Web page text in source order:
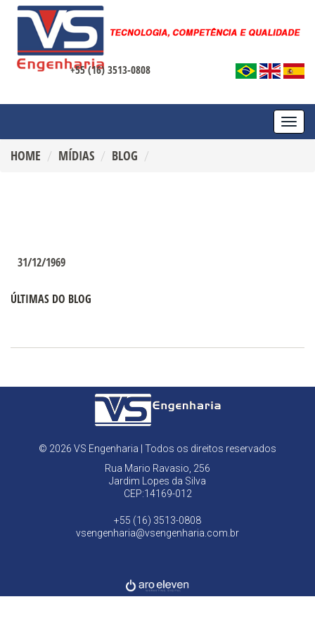
+55 (16) 3513-0808
HOME MÍDIAS BLOG
31/12/1969
ÚLTIMAS DO BLOG
© 2026 VS Engenharia | Todos os direitos reservados
Rua Mario Ravasio, 256
Jardim Lopes da Silva
CEP:14169-012
+55 (16) 3513-0808
vsengenharia@vsengenharia.com.br